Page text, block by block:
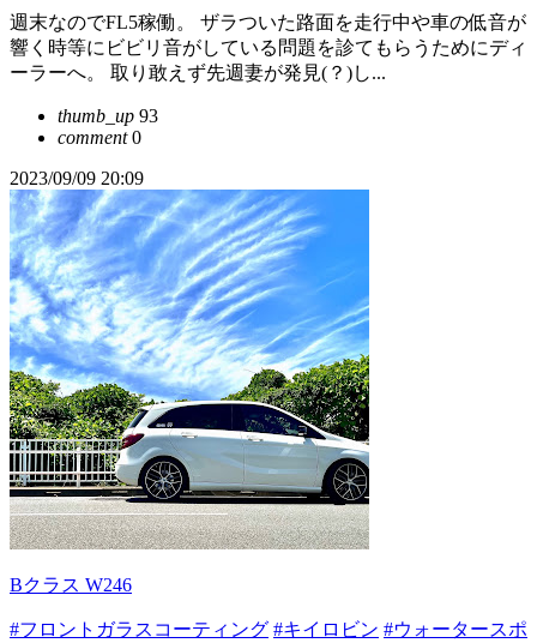
週末なのでFL5稼働。 ザラついた路面を走行中や車の低音が
響く時等にビビリ音がしている問題を診てもらうためにディ
ーラーへ。 取り敢えず先週妻が発見(？)し...
thumb_up 93
comment0
2023/09/09 20:09
Bクラス W246
#フロントガラスコーティング #キイロビン #ウォータースポ